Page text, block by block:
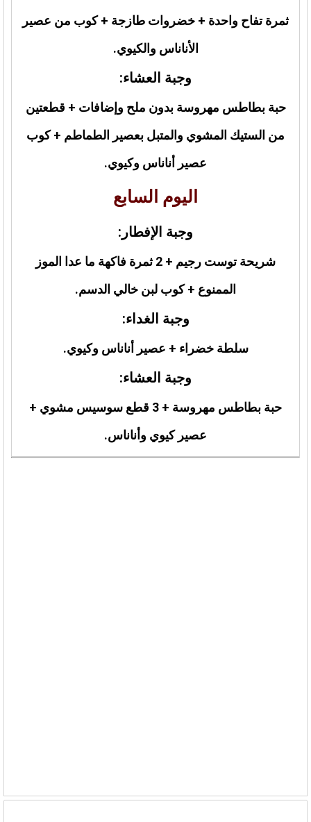
ثمرة تفاح واحدة + خضروات طازجة + كوب من عصير
الأناناس والكيوي.
وجبة العشاء:
حبة بطاطس مهروسة بدون ملح وإضافات + قطعتين
من الستيك المشوي والمتبل بعصير الطماطم + كوب
عصير أناناس وكيوي.
اليوم السابع
وجبة الإفطار:
شريحة توست رجيم + 2 ثمرة فاكهة ما عدا الموز
الممنوع + كوب لبن خالي الدسم.
وجبة الغداء:
سلطة خضراء + عصير أناناس وكيوي.
وجبة العشاء:
حبة بطاطس مهروسة + 3 قطع سوسيس مشوي +
عصير كيوي وأناناس.